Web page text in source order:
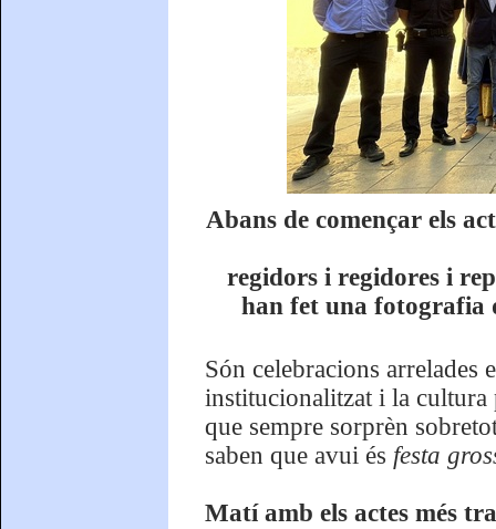
Abans de començar els
regidors i regidores i
han fet una fotografia
Són celebracions arrelades
institucionalitzat i la cultura
que sempre sorprèn
saben que avui és festa
Matí amb els actes més